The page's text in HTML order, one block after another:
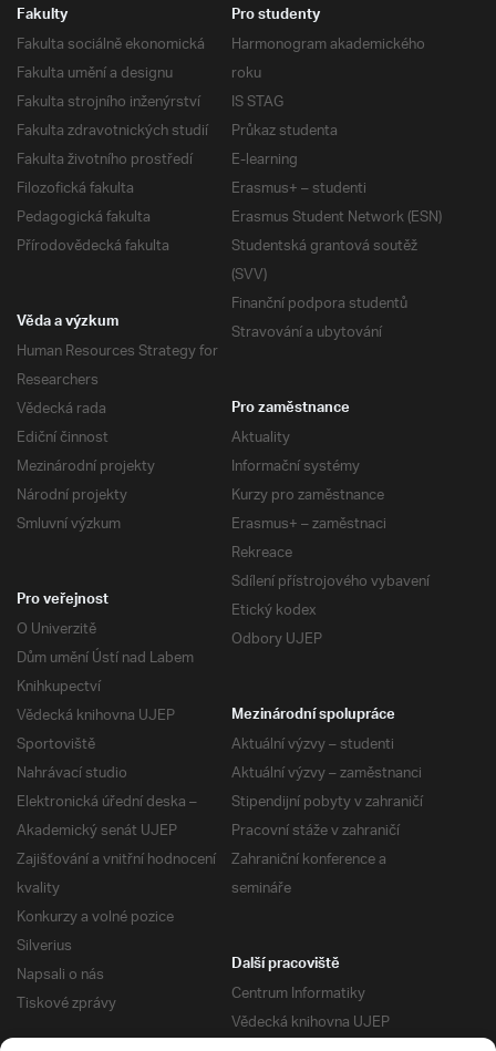
Fakulty
Fakulta sociálně ekonomická
Fakulta umění a designu
Fakulta strojního inženýrství
Fakulta zdravotnických studií
Fakulta životního prostředí
Filozofická fakulta
Pedagogická fakulta
Přírodovědecká fakulta
Pro studenty
Harmonogram akademického
roku
IS STAG
Průkaz studenta
E-learning
Erasmus+ – studenti
Erasmus Student Network (ESN)
Studentská grantová soutěž
(SVV)
Finanční podpora studentů
Stravování a ubytování
Věda a výzkum
Human Resources Strategy for
Researchers
Vědecká rada
Ediční činnost
Mezinárodní projekty
Národní projekty
Smluvní výzkum
Pro zaměstnance
Aktuality
Informační systémy
Kurzy pro zaměstnance
Erasmus+ – zaměstnaci
Rekreace
Sdílení přístrojového vybavení
Etický kodex
Odbory UJEP
Pro veřejnost
O Univerzitě
Dům umění Ústí nad Labem
Knihkupectví
Vědecká knihovna UJEP
Sportoviště
Nahrávací studio
Elektronická úřední deska –
Akademický senát UJEP
Zajišťování a vnitřní hodnocení
kvality
Konkurzy a volné pozice
Silverius
Napsali o nás
Tiskové zprávy
Mezinárodní spolupráce
Aktuální výzvy – studenti
Aktuální výzvy – zaměstnanci
Stipendijní pobyty v zahraničí
Pracovní stáže v zahraničí
Zahraniční konference a
semináře
Další pracoviště
Centrum Informatiky
Vědecká knihovna UJEP